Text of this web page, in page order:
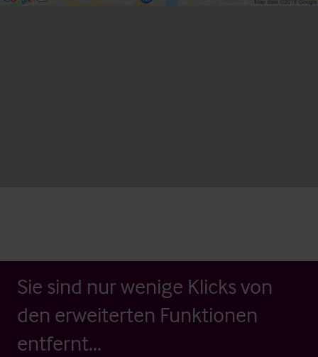
Sie sind nur wenige Klicks von
den erweiterten Funktionen
entfernt...